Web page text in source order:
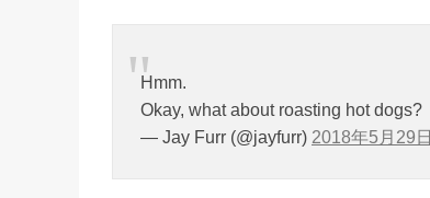
Hmm.
Okay, what about roasting hot dogs?
— Jay Furr (@jayfurr) 2018年5月29日